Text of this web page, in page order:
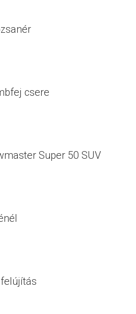
csere
Super 50 SUV